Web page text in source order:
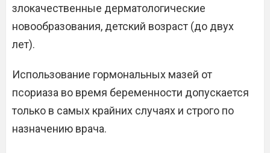
злокачественные дерматологические
новообразования, детский возраст (до двух
лет).
Использование гормональных мазей от
псориаза во время беременности допускается
только в самых крайних случаях и строго по
назначению врача.